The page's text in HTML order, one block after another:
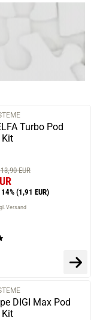
Turbo Pod
Kit
EUR
(1,91 EUR)
Versand
DIGI Max Pod
Kit